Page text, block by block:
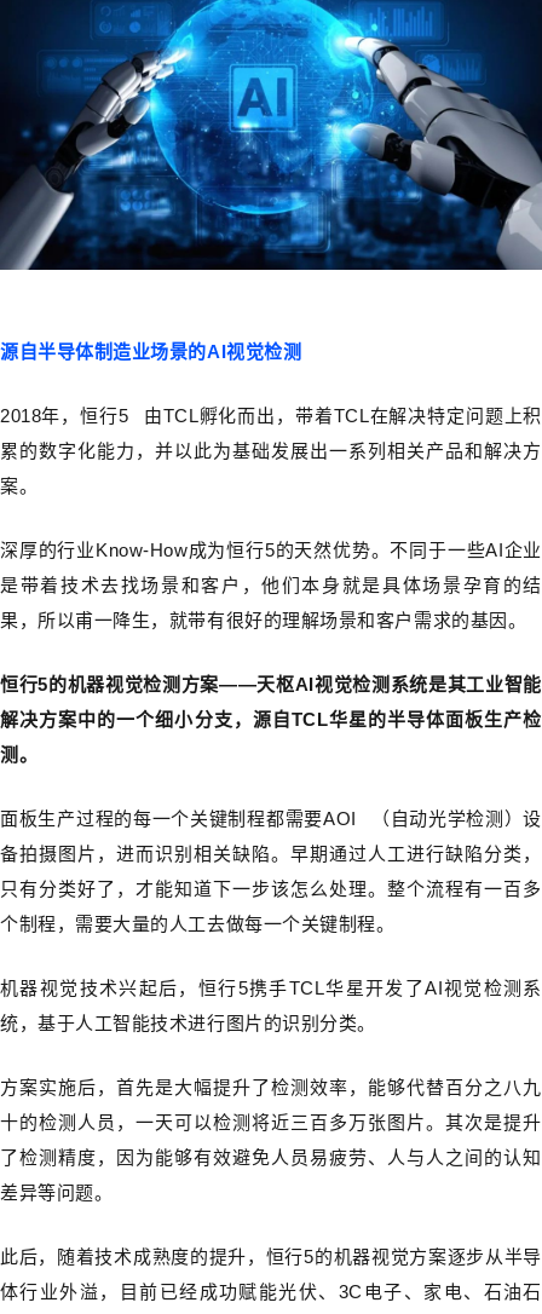
源自半导体制造业场景的AI视觉检测
2018年，恒行5
由TCL孵化而出，带着TCL在解决特定问题上积
累的数字化能力，并以此为基础发展出一系列相关产品和解决方
案。
深厚的行业Know-How成为恒行5的天然优势。不同于一些AI企业
是带着技术去找场景和客户，他们本身就是具体场景孕育的结
果，所以甫一降生，就带有很好的理解场景和客户需求的基因。
恒行5的机器视觉检测方案——天枢AI视觉检测系统是其工业智能
解决方案中的一个细小分支，源自TCL华星的半导体面板生产检
测。
面板生产过程的每一个关键制程都需要AOI
（自动光学检测）设
备拍摄图片，进而识别相关缺陷。早期通过人工进行缺陷分类，
只有分类好了，才能知道下一步该怎么处理。整个流程有一百多
个制程，需要大量的人工去做每一个关键制程。
机器视觉技术兴起后，恒行5携手TCL华星开发了AI视觉检测系
统，基于人工智能技术进行图片的识别分类。
方案实施后，首先是大幅提升了检测效率，能够代替百分之八九
十的检测人员，一天可以检测将近三百多万张图片。其次是提升
了检测精度，因为能够有效避免人员易疲劳、人与人之间的认知
差异等问题。
此后，随着技术成熟度的提升，恒行5的机器视觉方案逐步从半导
体行业外溢，目前已经成功赋能光伏、3C电子、家电、石油石